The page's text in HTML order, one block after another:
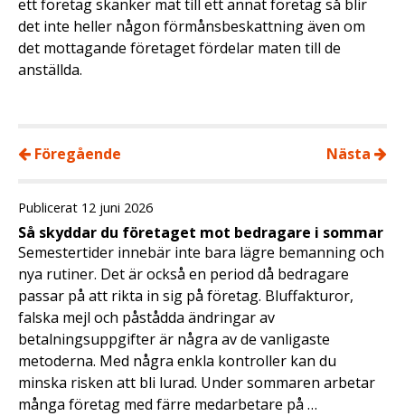
ett företag skänker mat till ett annat företag så blir
det inte heller någon förmånsbeskattning även om
det mottagande företaget fördelar maten till de
anställda.
Föregående Nästa
Publicerat 12 juni 2026
Så skyddar du företaget mot bedragare i sommar
Semestertider innebär inte bara lägre bemanning och
nya rutiner. Det är också en period då bedragare
passar på att rikta in sig på företag. Bluffakturor,
falska mejl och påstådda ändringar av
betalningsuppgifter är några av de vanligaste
metoderna. Med några enkla kontroller kan du
minska risken att bli lurad. Under sommaren arbetar
många företag med färre medarbetare på …